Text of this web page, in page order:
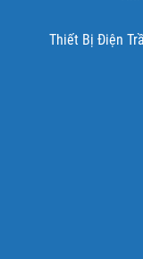
Thiết Bị Điện